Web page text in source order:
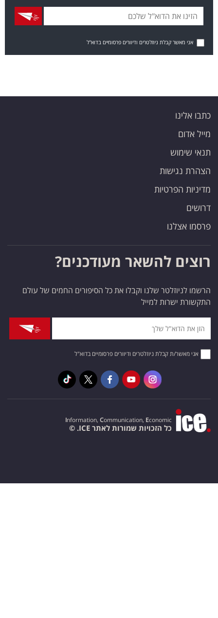
אני מאשר קבלת ניוזלטרים ודיוורים פרסומיים בדוא"ל
כתבו אלינו
מייל אדום
תנאי שימוש
הצהרת נגישות
מדיניות הפרטיות
דרושים
פרסמו אצלנו
רוצים להשאר מעודכנים?
הרשמו לניוזלטר שלנו וקבלו את כל הסיפורים החמים של עולם
התקשורת ישרות למייל
אני מאשר/ת קבלת ניוזלטרים ודיוורים פרסומיים בדוא"ל
Information, Communication, Economic
כל הזכויות שמורות לאתר ICE. ©